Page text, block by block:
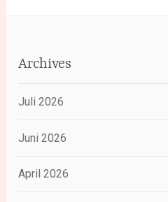
Archives
Juli 2026
Juni 2026
April 2026